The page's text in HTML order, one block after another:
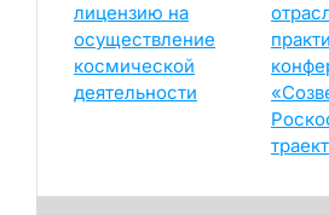
лицензию на
осуществление
космической
деятельности